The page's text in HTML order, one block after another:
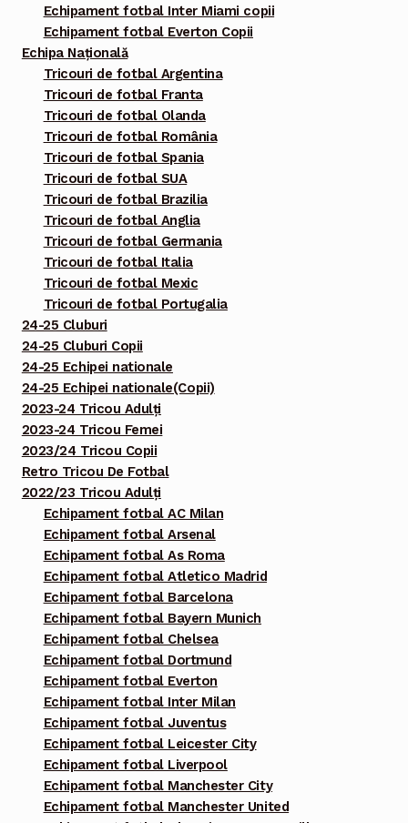
Echipament fotbal Inter Miami copii
Echipament fotbal Everton Copii
Echipa Națională
Tricouri de fotbal Argentina
Tricouri de fotbal Franta
Tricouri de fotbal Olanda
Tricouri de fotbal România
Tricouri de fotbal Spania
Tricouri de fotbal SUA
Tricouri de fotbal Brazilia
Tricouri de fotbal Anglia
Tricouri de fotbal Germania
Tricouri de fotbal Italia
Tricouri de fotbal Mexic
Tricouri de fotbal Portugalia
24-25 Cluburi
24-25 Cluburi Copii
24-25 Echipei nationale
24-25 Echipei nationale(Copii)
2023-24 Tricou Adulți
2023-24 Tricou Femei
2023/24 Tricou Copii
Retro Tricou De Fotbal
2022/23 Tricou Adulți
Echipament fotbal AC Milan
Echipament fotbal Arsenal
Echipament fotbal As Roma
Echipament fotbal Atletico Madrid
Echipament fotbal Barcelona
Echipament fotbal Bayern Munich
Echipament fotbal Chelsea
Echipament fotbal Dortmund
Echipament fotbal Everton
Echipament fotbal Inter Milan
Echipament fotbal Juventus
Echipament fotbal Leicester City
Echipament fotbal Liverpool
Echipament fotbal Manchester City
Echipament fotbal Manchester United